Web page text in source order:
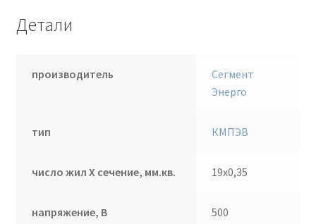
Детали
производитель
Сегмент
Энерго
тип КМПЭВ
число жил Х сечение, мм.кв. 19х0,35
напряжение, В 500